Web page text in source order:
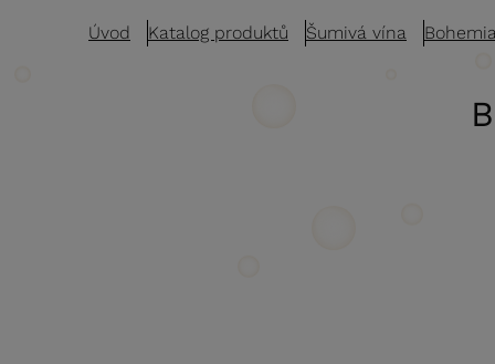
Úvod Katalog produktů Šumivá vína